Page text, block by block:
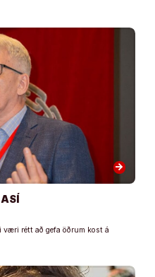
arrow_forward
væri rétt að gefa öðrum kost á